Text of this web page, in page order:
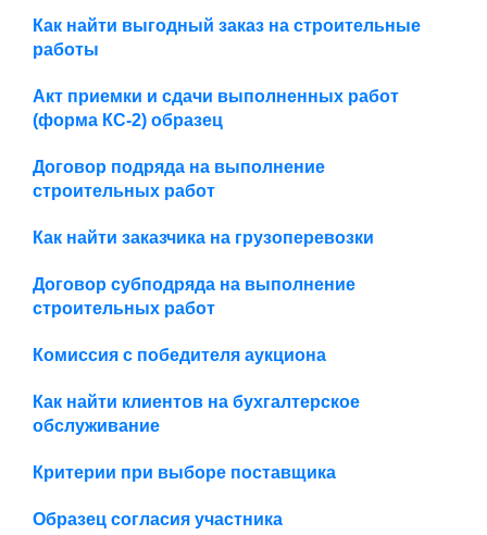
Как найти выгодный заказ на строительные
работы
Акт приемки и сдачи выполненных работ
(форма КС-2) образец
Договор подряда на выполнение
строительных работ
Как найти заказчика на грузоперевозки
Договор субподряда на выполнение
строительных работ
Комиссия с победителя аукциона
Как найти клиентов на бухгалтерское
обслуживание
Критерии при выборе поставщика
Образец согласия участника